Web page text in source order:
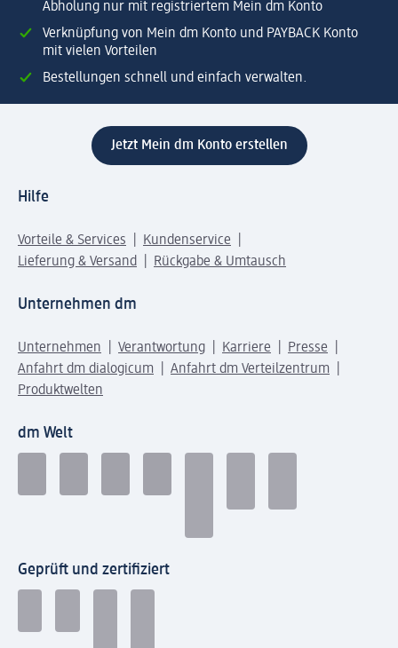
Abholung nur mit registriertem Mein dm Konto
Verknüpfung von Mein dm Konto und PAYBACK Konto
mit vielen Vorteilen
Bestellungen schnell und einfach verwalten.
Jetzt Mein dm Konto erstellen
Hilfe
Vorteile & Services
Kundenservice
Lieferung & Versand
Rückgabe & Umtausch
Unternehmen dm
Unternehmen Verantwortung Karriere
Presse
Anfahrt dm dialogicum
Anfahrt dm Verteilzentrum
Produktwelten
dm Welt
Geprüft und zertifiziert